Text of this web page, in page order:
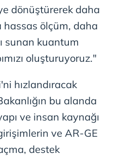
dönüştürerek daha
hassas ölçüm, daha
sunan kuantum
oluşturuyoruz."
hızlandıracak
bu alanda
ve insan kaynağı
ve AR-GE
destek